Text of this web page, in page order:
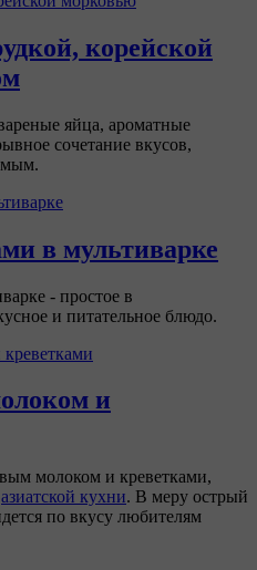
корейской
яйца, ароматные
сочетание вкусов,
в мультиварке
- простое в
и питательное блюдо.
и
молоком и креветками,
азиатской кухни. В меру острый
по вкусу любителям